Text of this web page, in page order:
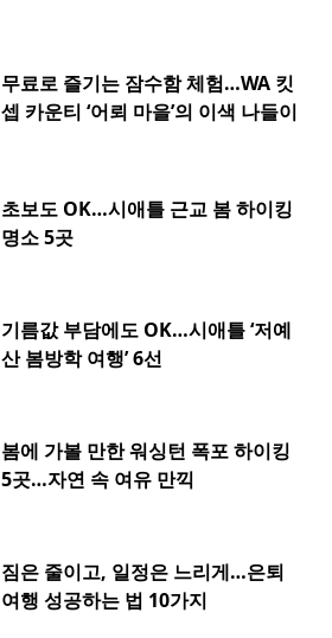
무료로 즐기는 잠수함 체험…WA 킷
셉 카운티 ‘어뢰 마을’의 이색 나들이
초보도 OK…시애틀 근교 봄 하이킹
명소 5곳
기름값 부담에도 OK…시애틀 ‘저예
산 봄방학 여행’ 6선
봄에 가볼 만한 워싱턴 폭포 하이킹
5곳…자연 속 여유 만끽
짐은 줄이고, 일정은 느리게…은퇴
여행 성공하는 법 10가지